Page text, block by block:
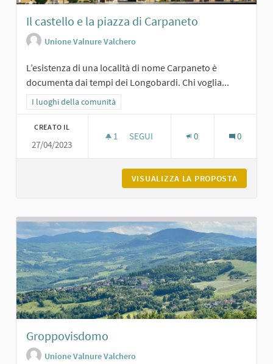
Il castello e la piazza di Carpaneto
Unione Valnure Valchero
L’esistenza di una località di nome Carpaneto è
documenta dai tempi dei Longobardi. Chi voglia...
Filtra i risultati per categoria: I luoghi della comunità
I luoghi della comunità
CREATO IL
27/04/2023
1 1 SOSTENITORI
SEGUI 0 0
VISUALIZZA LA PROPOSTA
Groppovisdomo
Unione Valnure Valchero